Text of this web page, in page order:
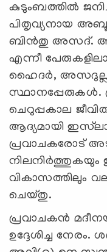
കുടുംബത്തില്‍
പിതൃവ്യനായ അബൂ
ബിന്‍തു അസദ്.
എന്നീ
ഹൈദര്‍, അസദുല്ല
സ്ഥാനപ്പേരുകള്‍.
ചെറുപ്പകാല
ആദ്യമായി
പ്രവാചകരോട്
നിലനിര്‍ത്തുകയും
വികാസത്തിലും
ചെയ്തു.
പ്രവാചകന്‍
ഉദ്ദേശിച്ച